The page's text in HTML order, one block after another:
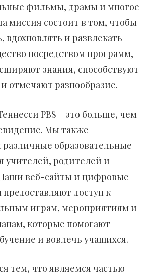
фильмы, драмы и многое
миссия состоит в том, чтобы
вдохновлять и развлекать
посредством программ,
знания, способствуют
отмечают разнообразие.
PBS – это больше, чем
Мы также
различные образовательные
учителей, родителей и
Наши веб-сайты и цифровые
доступ к
играм, мероприятиям и
которые помогают
и вовлечь учащихся.
тем, что являемся частью